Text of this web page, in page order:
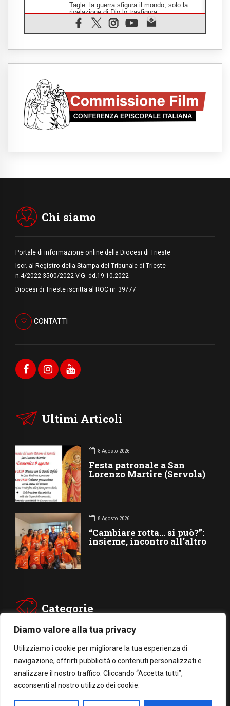
Diamo valore alla tua privacy
Utilizziamo i cookie per migliorare la tua esperienza di
navigazione, offrirti pubblicità o contenuti personalizzati e
analizzare il nostro traffico. Cliccando “Accetta tutti”,
acconsenti al nostro utilizzo dei cookie.
Tagle: la guerra sfigura il mondo, solo la
rivelazione di Dio lo trasfigura
07.08.2026
Il Papa in Francia, quattro giorni intensi tra
SIGNIS 2026, dare voce alle religiose
Honduras, gli sfollati invisibili di una crisi
dimenticata
07.08.2026
Italia, Antigone: carceri al limite della
Parolin conclude il viaggio in Messico: "La
Chi siamo
Portale di informazione online della Diocesi di Trieste
Iscr. al Registro della Stampa del Tribunale di Trieste
n.4/2022-3500/2022 V.G. dd.19.10.2022
Diocesi di Trieste iscritta al ROC nr. 39777
CONTATTI
Ultimi Articoli
8 Agosto 2026
Festa patronale a San
Lorenzo Martire (Servola)
8 Agosto 2026
“Cambiare rotta… si può?”:
insieme, incontro all’altro
Categorie
CARITÁ GIUBILEO
CULTURA MEDIA